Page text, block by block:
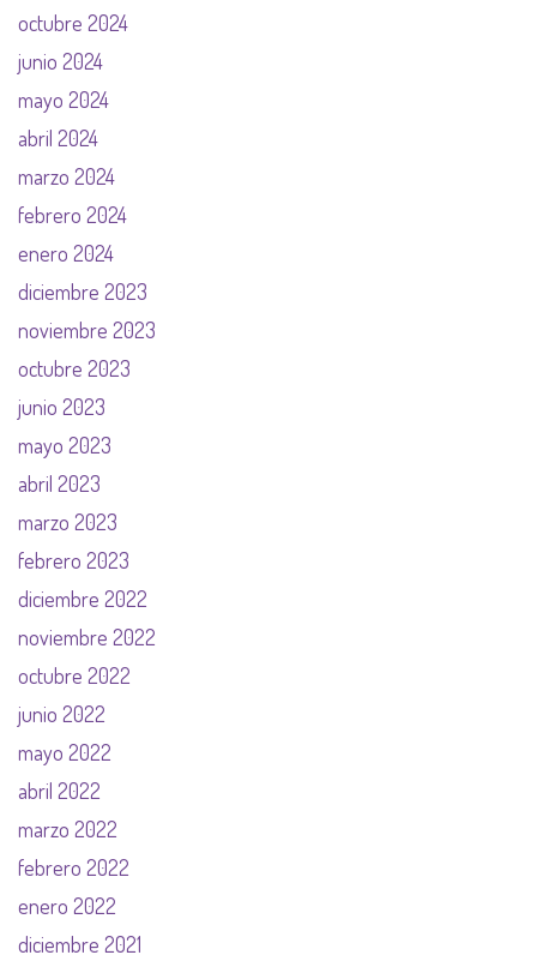
octubre 2024
junio 2024
mayo 2024
abril 2024
marzo 2024
febrero 2024
enero 2024
diciembre 2023
noviembre 2023
octubre 2023
junio 2023
mayo 2023
abril 2023
marzo 2023
febrero 2023
diciembre 2022
noviembre 2022
octubre 2022
junio 2022
mayo 2022
abril 2022
marzo 2022
febrero 2022
enero 2022
diciembre 2021